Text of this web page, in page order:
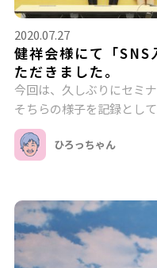
2020.07.27
健祥会様にて「SNS
ただきました。
今回は、久しぶりにセミ
そちらの様子を記録とし
ひろっちゃん